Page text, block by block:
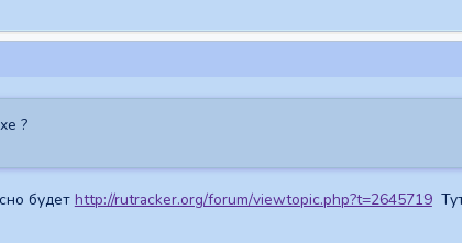
?
будет http://rutracker.org/forum/viewtopic.php?t=2645719Тут